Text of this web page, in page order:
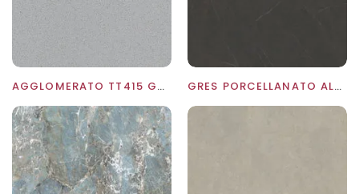
AGGLOMERATO TT415 GRIGIO FUMO GRES PORCELLANATO ALLURE BLACK ASCALE